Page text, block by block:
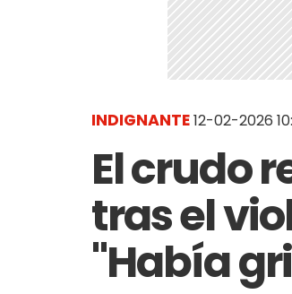
INDIGNANTE12-02-2026
El crudo
tras el
"Había